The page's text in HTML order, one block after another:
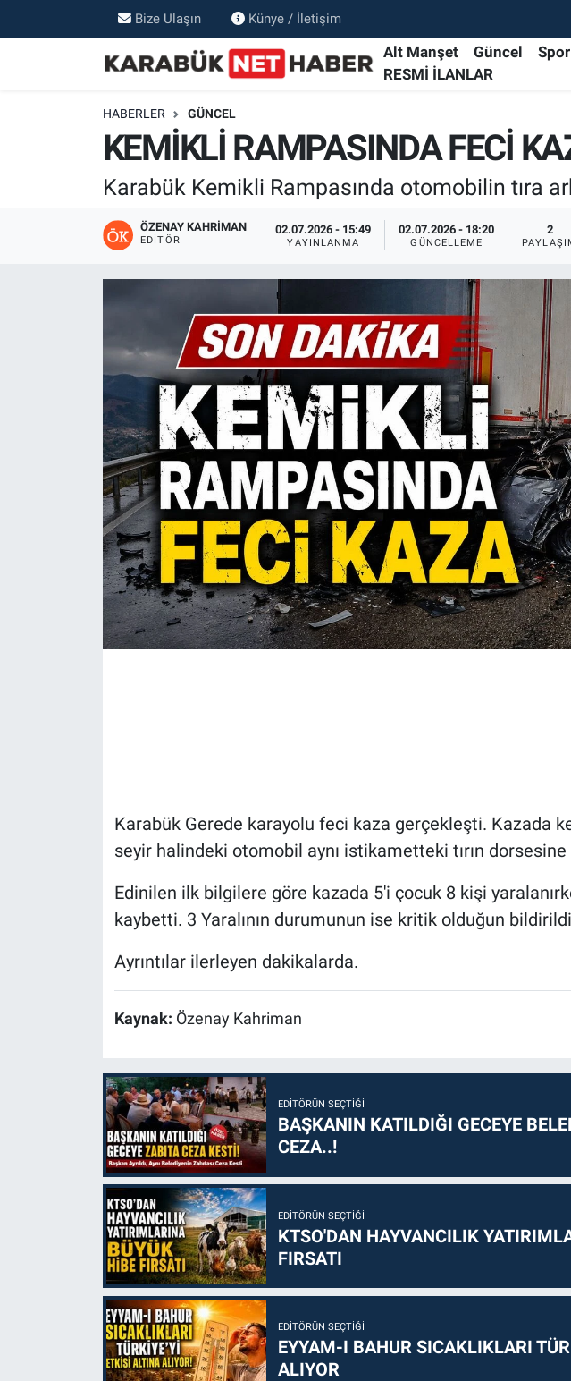
Bize Ulaşın Künye / İletişim
Alt Manşet Güncel Spor
RESMİ İLANLAR
HABERLER GÜNCEL
KEMİKLİ RAMPASINDA FECİ
Karabük Kemikli Rampasında otomobilin tıra
ÖZENAY KAHRIMAN
EDITÖR
02.07.2026 - 15:49
YAYINLANMA
02.07.2026 - 18:20
GÜNCELLEME
2
Karabük Gerede karayolu feci kaza gerçekleşti. Kazada
seyir halindeki otomobil aynı istikametteki tırın dorsesine
Edinilen ilk bilgilere göre kazada 5'i çocuk 8 kişi
kaybetti. 3 Yaralının durumunun ise kritik olduğun
Ayrıntılar ilerleyen dakikalarda.
Kaynak: Özenay Kahriman
EDITÖRÜN SEÇTIĞI
BAŞKANIN KATILDIĞI GECEYE
CEZA..!
EDITÖRÜN SEÇTIĞI
KTSO'DAN HAYVANCILIK
FIRSATI
EDITÖRÜN SEÇTIĞI
EYYAM-I BAHUR SICAKLIKLARI
ALIYOR